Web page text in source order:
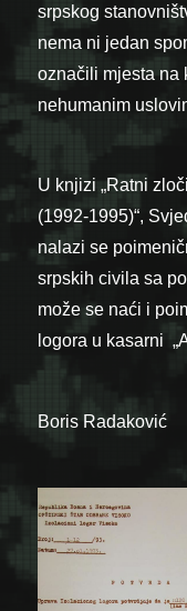
srpskog
nema ni jedan
označili mjesta na
nehumanim
U knjizi „Ratni
(1992-1995)“,
nalazi se
srpskih civila sa
može se naći i
logora u kasarni
Boris Radaković